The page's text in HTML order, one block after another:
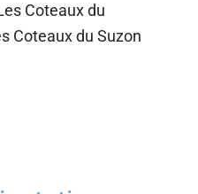
Coteaux du
Coteaux du Suzon